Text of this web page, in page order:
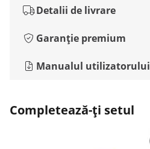
Detalii de livrare
Garanție premium
Manualul utilizatorului
Completează-ți setul